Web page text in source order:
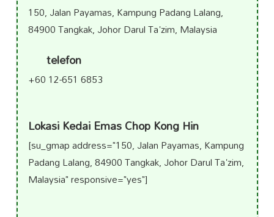
150, Jalan Payamas, Kampung Padang Lalang,
84900 Tangkak, Johor Darul Ta'zim, Malaysia
telefon
+60 12-651 6853
Lokasi Kedai Emas Chop Kong Hin
[su_gmap address="150, Jalan Payamas, Kampung
Padang Lalang, 84900 Tangkak, Johor Darul Ta'zim,
Malaysia" responsive="yes"]